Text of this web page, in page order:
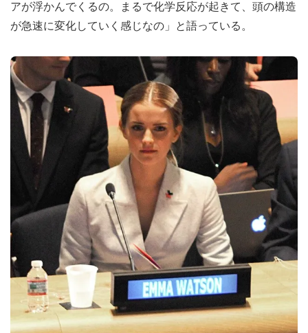
アが浮かんでくるの。まるで化学反応が起きて、頭の構造
が急速に変化していく感じなの」と語っている。